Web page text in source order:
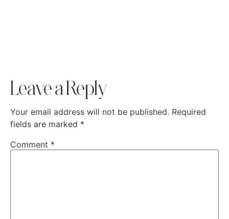
Leave a Reply
Your email address will not be published. Required
fields are marked *
Comment *